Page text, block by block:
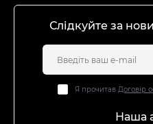
Слідкуйте за
Я прочитав Договір
Наша